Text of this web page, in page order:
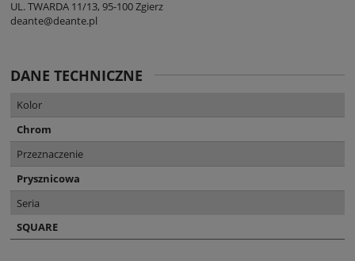
UL. TWARDA 11/13, 95-100 Zgierz
deante@deante.pl
DANE TECHNICZNE
Kolor
Chrom
Przeznaczenie
Prysznicowa
Seria
SQUARE